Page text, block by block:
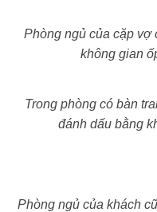
Phòng ngủ của cặp
không gian
Trong phòng có bàn
đánh dấu bằng
Phòng ngủ của khách